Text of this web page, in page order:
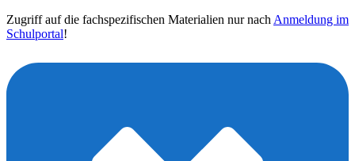
Zugriff auf die fachspezifischen Materialien nur nach Anmeldung im
Schulportal!